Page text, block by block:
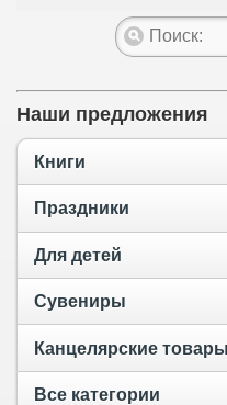
Наши предложения
Книги
Праздники
Для детей
Сувениры
Канцелярские товары
Все категории